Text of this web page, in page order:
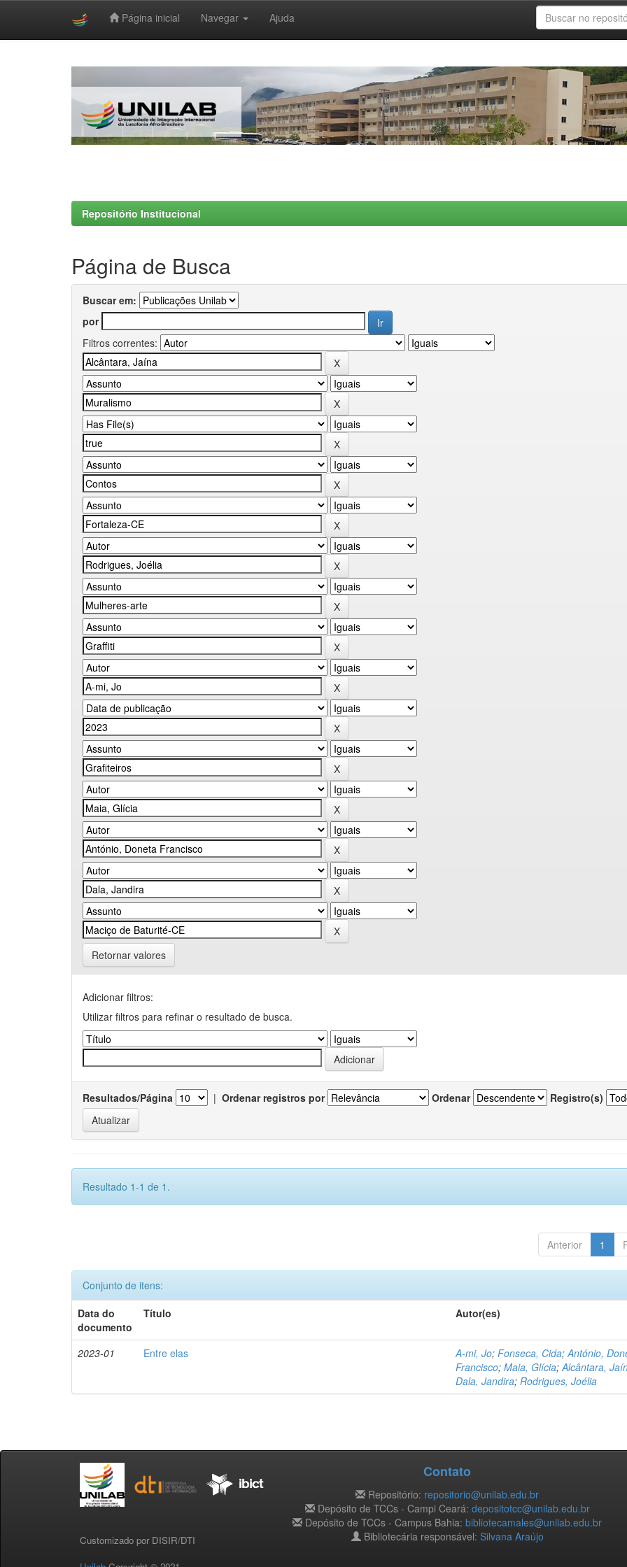
Página inicial Navegar Ajuda
Repositório Institucional
Página de Busca
Buscar em:
por
Filtros correntes:
Retornar valores
Adicionar filtros:
Utilizar filtros para refinar o resultado de busca.
Resultados/Página | Ordenar registros por Ordenar Registro(s)
Resultado 1-1 de 1.
Anterior 1
Conjunto de itens:
Data do
documento
Título Autor(es)
2023-01 Entre elas A-mi, Jo;Fonseca, Cida;António,
Francisco;Maia, Glícia;Alcântara,
Dala, Jandira;Rodrigues, Joélia
Customizado por DISIR/DTI
Contato
Repositório: repositorio@unilab.edu.br
Depósito de TCCs - Campi Ceará: depositotcc@unilab.edu.br
Depósito de TCCs - Campus Bahia: bibliotecamales@unilab.edu.br
Bibliotecária responsável: Silvana Araújo